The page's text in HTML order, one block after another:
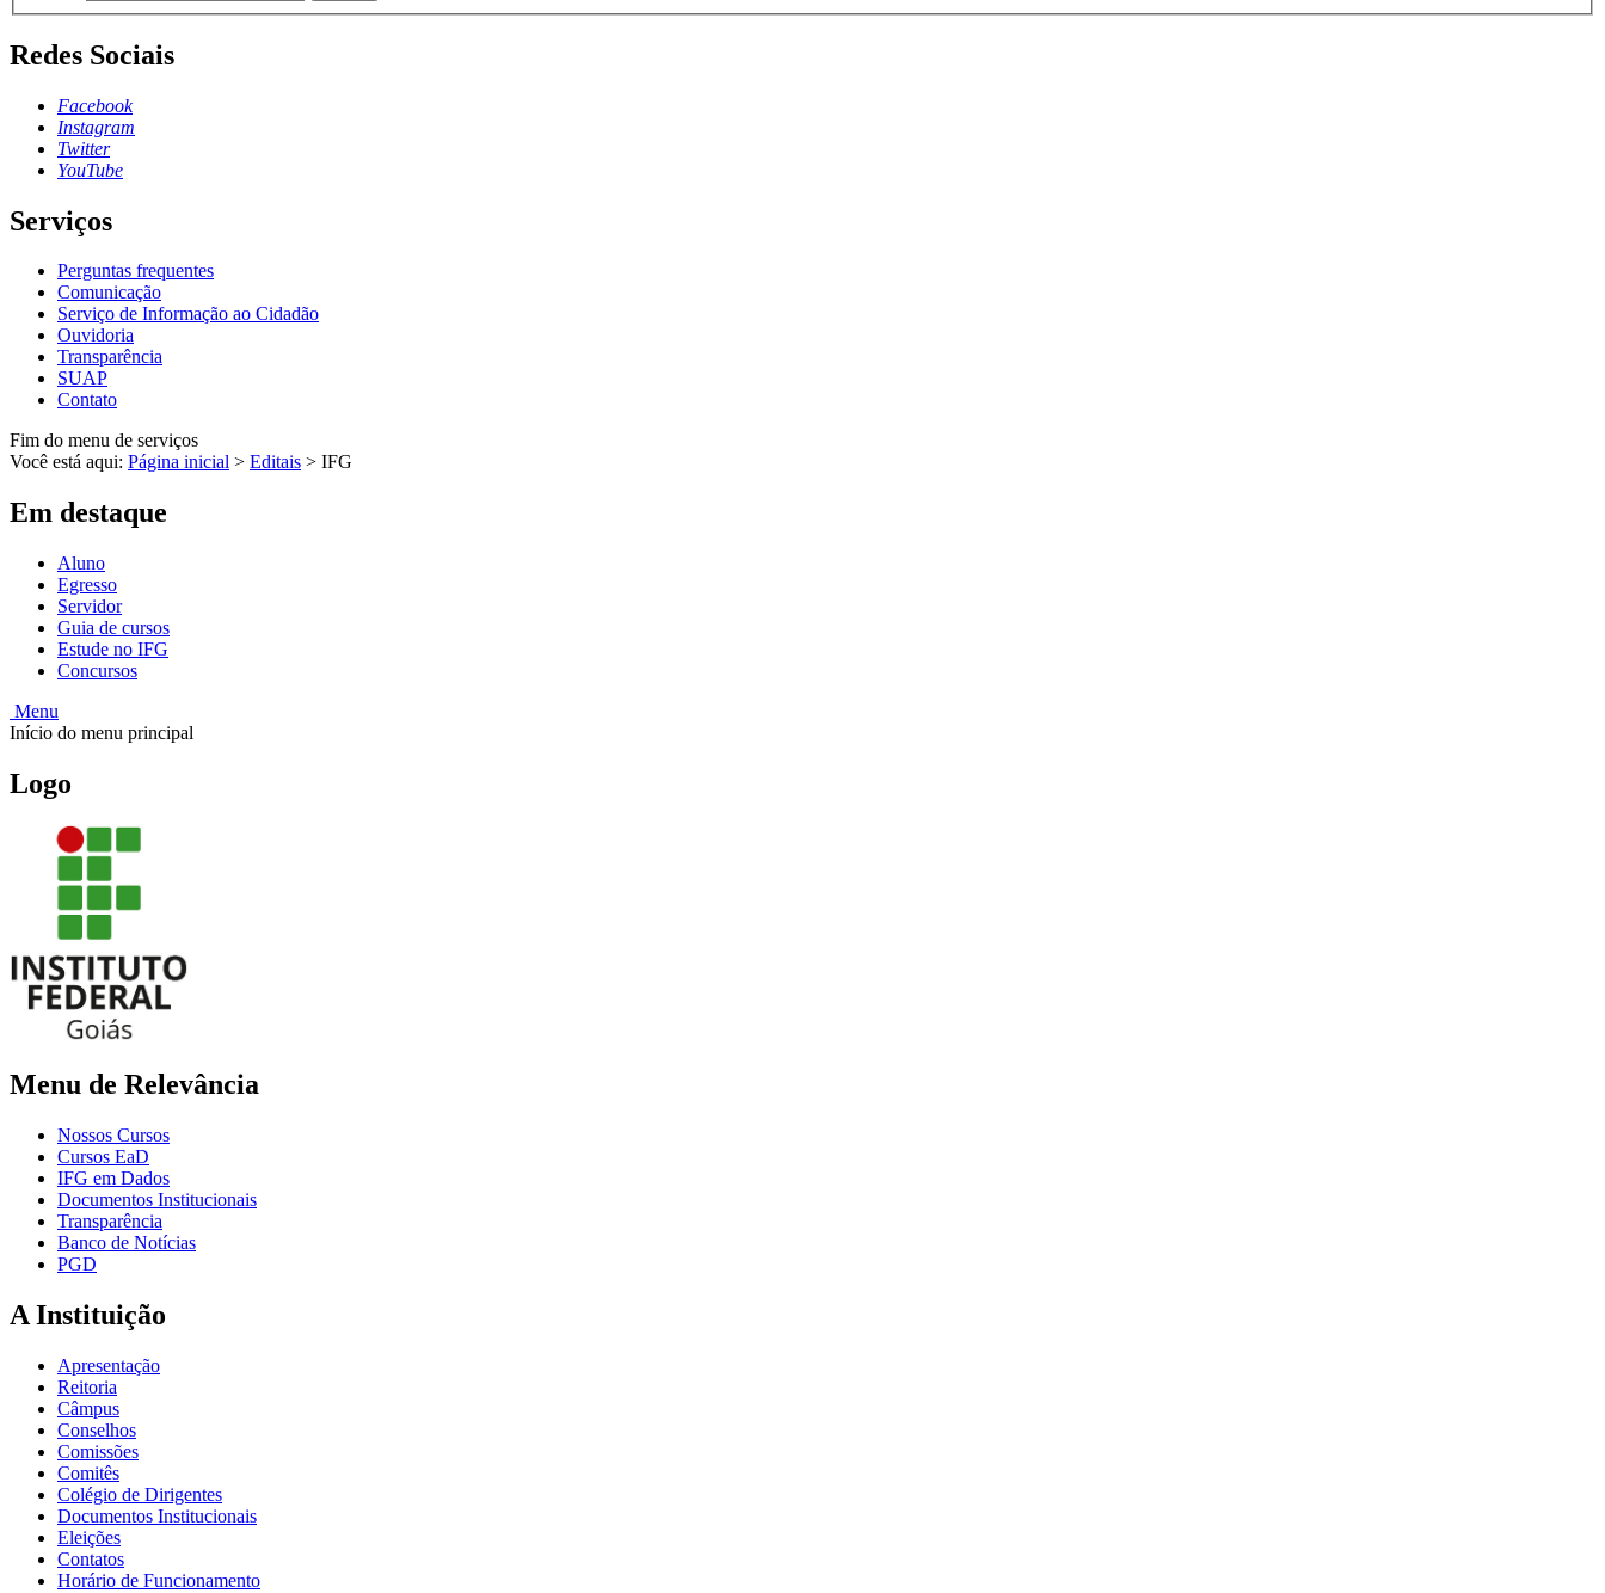
Redes Sociais
Facebook
Instagram
Twitter
YouTube
Serviços
Perguntas frequentes
Comunicação
Serviço de Informação ao Cidadão
Ouvidoria
Transparência
SUAP
Contato
Fim do menu de serviços
Você está aqui: Página inicial > Editais > IFG
Em destaque
Aluno
Egresso
Servidor
Guia de cursos
Estude no IFG
Concursos
Menu
Início do menu principal
Logo
Menu de Relevância
Nossos Cursos
Cursos EaD
IFG em Dados
Documentos Institucionais
Transparência
Banco de Notícias
PGD
A Instituição
Apresentação
Reitoria
Câmpus
Conselhos
Comissões
Comitês
Colégio de Dirigentes
Documentos Institucionais
Eleições
Contatos
Horário de Funcionamento